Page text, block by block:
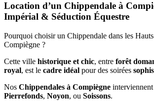
Location d’un Chippendale à
Impérial & Séduction Équestre
Pourquoi choisir un Chippendale dans les
Compiègne ?
Cette ville historique et chic, entre forêt
royal, est le cadre idéal pour des soirées
Nos Chippendales à Compiègne interviennent
Pierrefonds, Noyon, ou Soissons.